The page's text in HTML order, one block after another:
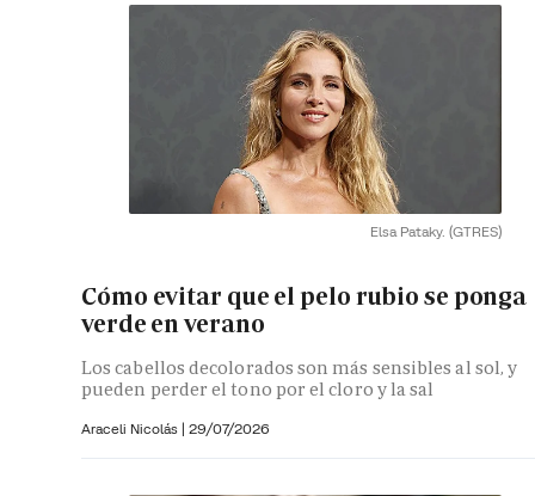
Elsa Pataky. (GTRES)
Cómo evitar que el pelo rubio se ponga
verde en verano
Los cabellos decolorados son más sensibles al sol, y
pueden perder el tono por el cloro y la sal
Araceli Nicolás | 29/07/2026